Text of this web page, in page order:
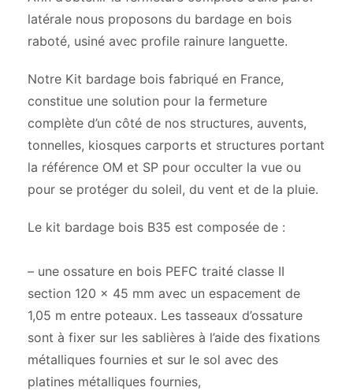
latérale nous proposons du bardage en bois
raboté, usiné avec profile rainure languette.
Notre Kit bardage bois fabriqué en France,
constitue une solution pour la fermeture
complète d’un côté de nos structures, auvents,
tonnelles, kiosques carports et structures portant
la référence OM et SP pour occulter la vue ou
pour se protéger du soleil, du vent et de la pluie.
Le kit bardage bois B35 est composée de :
– une ossature en bois PEFC traité classe II
section 120 x 45 mm avec un espacement de
1,05 m entre poteaux. Les tasseaux d’ossature
sont à fixer sur les sablières à l’aide des fixations
métalliques fournies et sur le sol avec des
platines métalliques fournies,